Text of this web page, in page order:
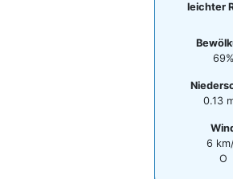
leichter
69%
0.13
6
O